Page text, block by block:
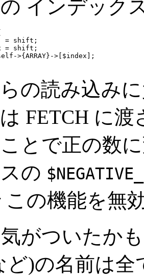
インデック
= shift;
= shift;
>{ARRAY}->[$index];
の読み込み
FETCH に渡
とで正の数
の
この機能を無
がついたか
ど)の名前は